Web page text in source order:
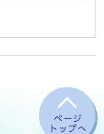
ページ
トップへ